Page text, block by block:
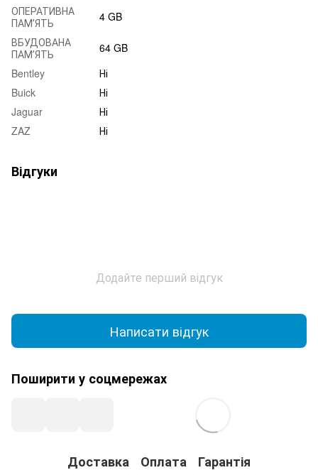
ОПЕРАТИВНА
ПАМʼЯТЬ
4 GB
ВБУДОВАНА
ПАМʼЯТЬ
64 GB
Bentley
Ні
Buick
Ні
Jaguar
Ні
ZAZ
Ні
Відгуки
Додайте перший відгук
Написати відгук
Поширити у соцмережах
Доставка Оплата Гарантія